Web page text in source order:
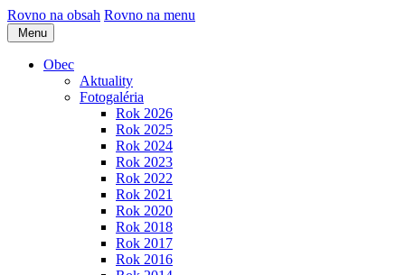
Rovno na obsah Rovno na menu
Menu
Obec
Aktuality
Fotogaléria
Rok 2026
Rok 2025
Rok 2024
Rok 2023
Rok 2022
Rok 2021
Rok 2020
Rok 2018
Rok 2017
Rok 2016